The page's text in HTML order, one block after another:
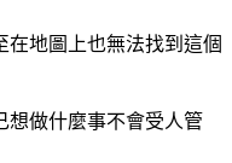
地圖上也無法找到這個
想做什麼事不會受人管